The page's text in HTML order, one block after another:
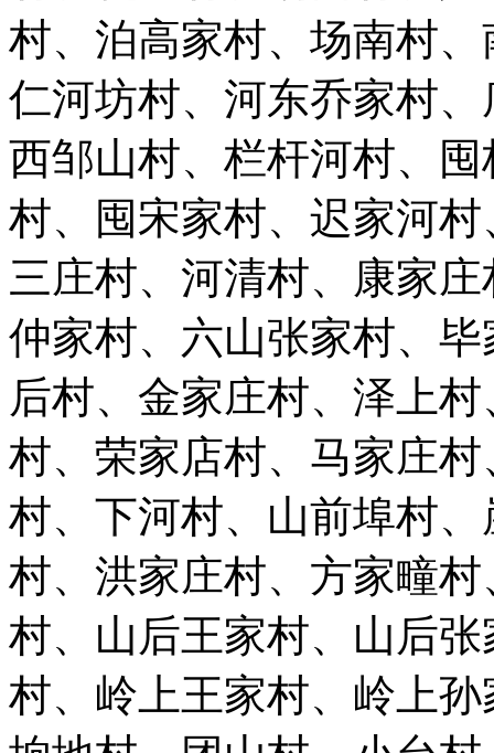
村、泊高家村、场南村
仁河坊村、河东乔家村
西邹山村、栏杆河村、
村、囤宋家村、迟家河
三庄村、河清村、康家
仲家村、六山张家村、
后村、金家庄村、泽上
村、荣家店村、马家庄
村、下河村、山前埠村
村、洪家庄村、方家疃
村、山后王家村、山后
村、岭上王家村、岭上